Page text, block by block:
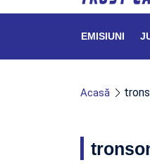
EMISIUNI
Acasă